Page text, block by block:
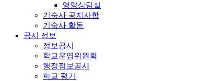
영양상담실
기숙사 공지사항
기숙사 활동
공시 정보
정보공시
학교운영위원회
행정정보공시
학교 평가